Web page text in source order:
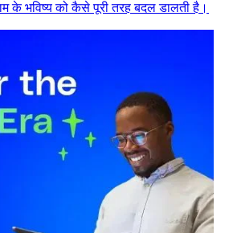
के भविष्य को कैसे पूरी तरह बदल डालती है।​​